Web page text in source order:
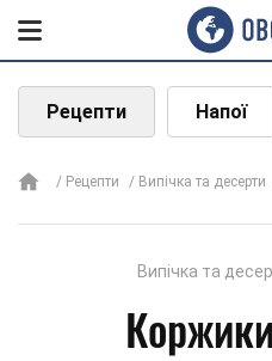
Рецепти Напої
Рецепти Випічка та десерти
Випічка та